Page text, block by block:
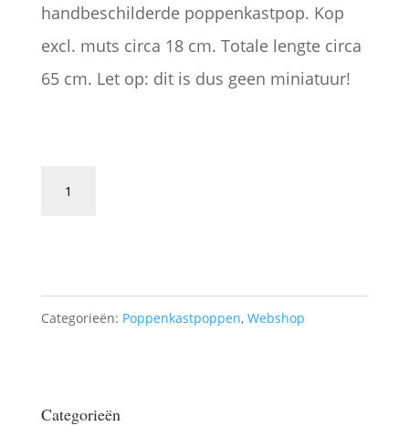
handbeschilderde poppenkastpop. Kop
excl. muts circa 18 cm. Totale lengte circa
65 cm. Let op: dit is dus geen miniatuur!
Poppenkastpop
aantal
Categorieën: Poppenkastpoppen, Webshop
Categorieën